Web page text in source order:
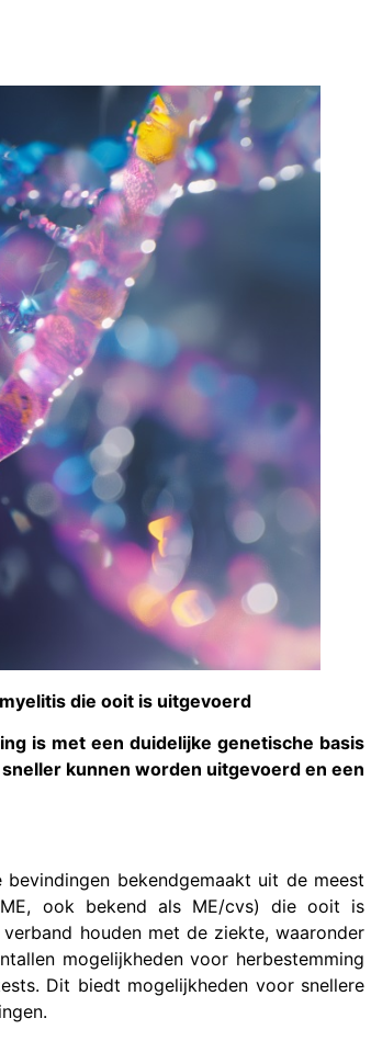
die ooit is uitgevoerd
is met een duidelijke genetische basis
kunnen worden uitgevoerd en een
bevindingen bekendgemaakt uit de meest
ook bekend als ME/cvs) die ooit is
houden met de ziekte, waaronder
mogelijkheden voor herbestemming
Dit biedt mogelijkheden voor snellere